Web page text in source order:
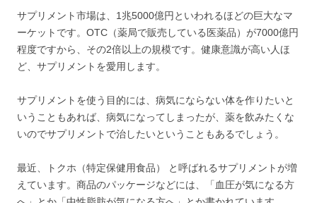
サプリメント市場は、1兆5000億円といわれるほどの巨大なマ
ーケットです。OTC（薬局で販売している医薬品）が7000億円
程度ですから、その2倍以上の規模です。健康意識が高い人ほ
ど、サプリメントを愛用します。
サプリメントを使う目的には、病気にならない体を作りたいと
いうこともあれば、病気になってしまったが、薬を飲みたくな
いのでサプリメントで治したいということもあるでしょう。
最近、トクホ（特定保健用食品） と呼ばれるサプリメントが増
えています。商品のパッケージなどには、「血圧が気になる方